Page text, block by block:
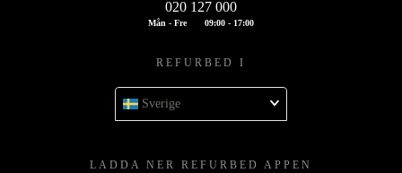
020 127 000
Mån - Fre 09:00 - 17:00
REFURBED I
Sverige
LADDA NER REFURBED APPEN